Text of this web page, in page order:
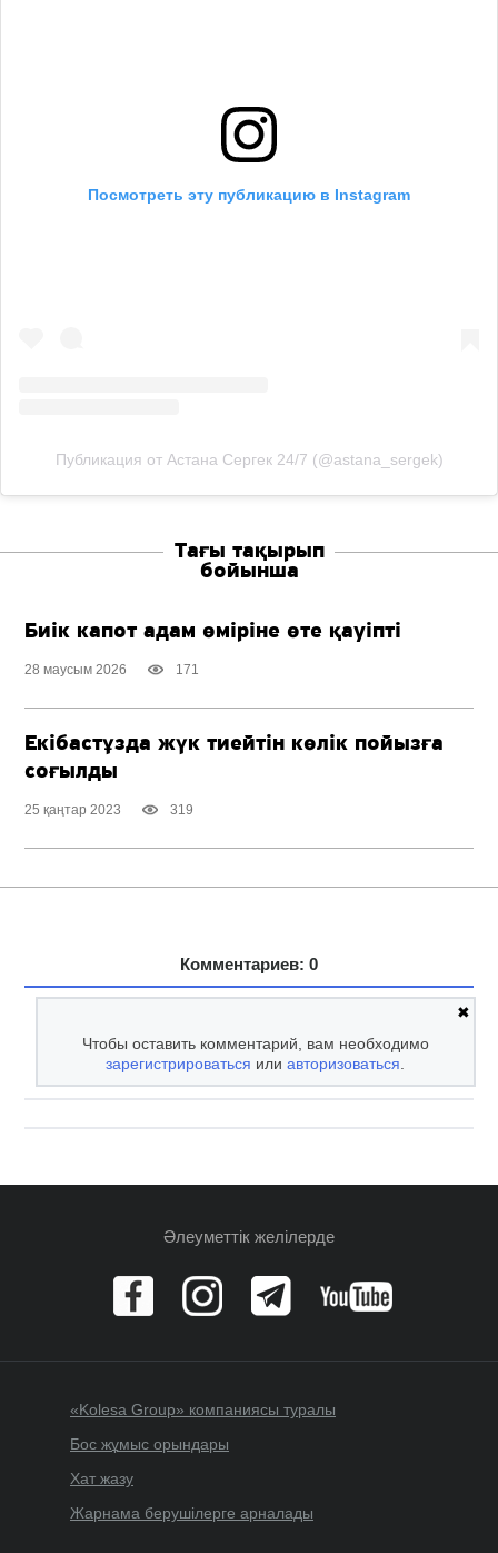
Посмотреть эту публикацию в Instagram
Публикация от Астана Сергек 24/7 (@astana_sergek)
Тағы тақырып
бойынша
Биік капот адам өміріне өте қауіпті
28 маусым 2026 171
Екібастұзда жүк тиейтін көлік пойызға
соғылды
25 қаңтар 2023 319
Комментариев: 0
✖
Чтобы оставить комментарий, вам необходимо
зарегистрироваться илиавторизоваться
Әлеуметтік желілерде
«Kolesa Group» компаниясы туралы
Бос жұмыс орындары
Хат жазу
Жарнама берушілерге арналады